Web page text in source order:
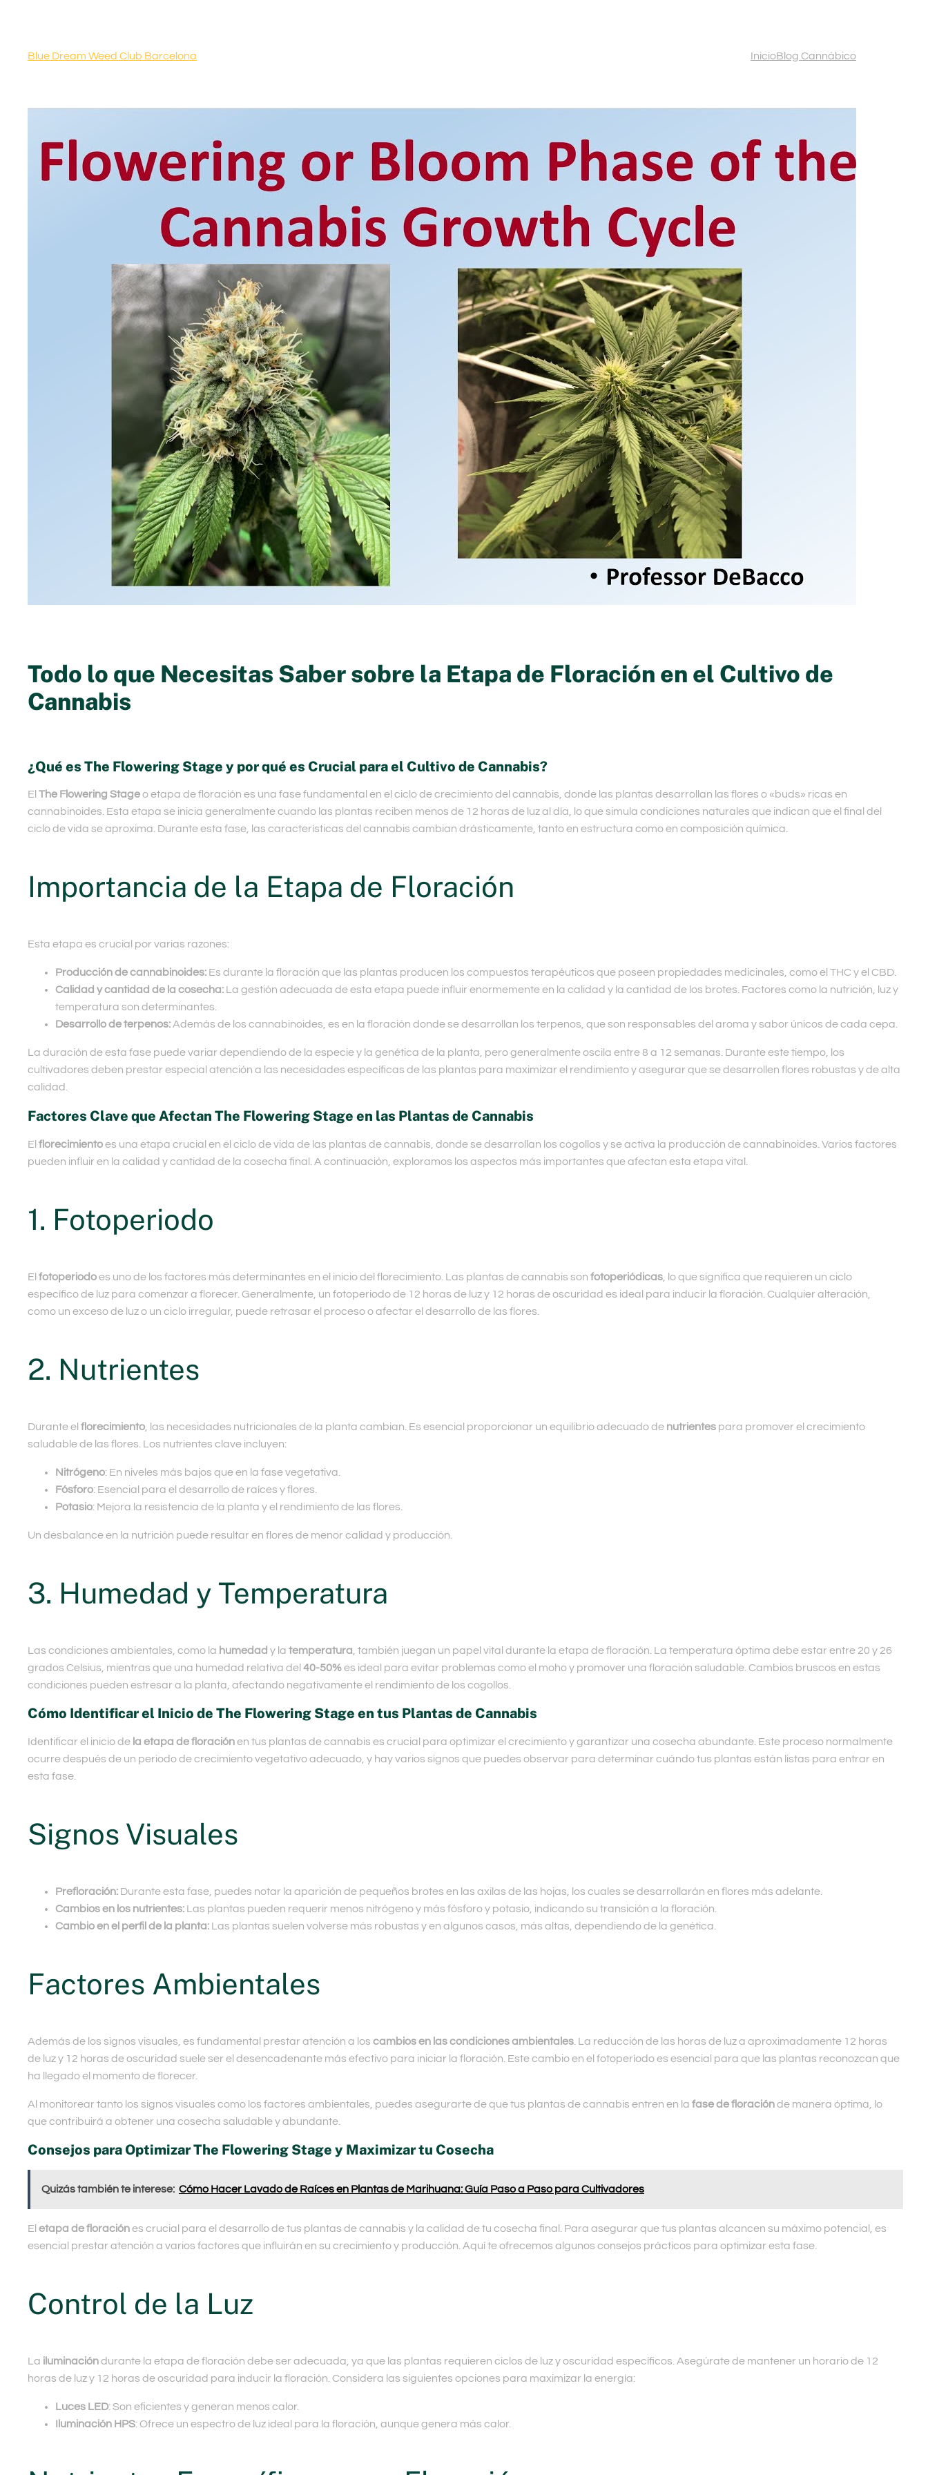
Blue Dream Weed Club Barcelona InicioBlog Cannábico
Todo lo que Necesitas Saber sobre la Etapa de Floración en el Cultivo de
Cannabis
¿Qué es The Flowering Stage y por qué es Crucial para el Cultivo de Cannabis?
El The Flowering Stageo etapa de floración es una fase fundamental en el ciclo de crecimiento del cannabis, donde las plantas desarrollan las flores o «buds» ricas en
cannabinoides. Esta etapa se inicia generalmente cuando las plantas reciben menos de 12 horas de luz al día, lo que simula condiciones naturales que indican que el final del
ciclo de vida se aproxima. Durante esta fase, las características del cannabis cambian drásticamente, tanto en estructura como en composición química.
Importancia de la Etapa de Floración
Esta etapa es crucial por varias razones:
Producción de cannabinoides: Es durante la floración que las plantas producen los compuestos terapéuticos que poseen propiedades medicinales, como el THC y el CBD.
Calidad y cantidad de la cosecha: La gestión adecuada de esta etapa puede influir enormemente en la calidad y la cantidad de los brotes. Factores como la nutrición, luz y
temperatura son determinantes.
Desarrollo de terpenos:Además de los cannabinoides, es en la floración donde se desarrollan los terpenos, que son responsables del aroma y sabor únicos de cada cepa.
La duración de esta fase puede variar dependiendo de la especie y la genética de la planta, pero generalmente oscila entre 8 a 12 semanas. Durante este tiempo, los
cultivadores deben prestar especial atención a las necesidades específicas de las plantas para maximizar el rendimiento y asegurar que se desarrollen flores robustas y de alta
calidad.
Factores Clave que Afectan The Flowering Stage en las Plantas de Cannabis
El florecimientoes una etapa crucial en el ciclo de vida de las plantas de cannabis, donde se desarrollan los cogollos y se activa la producción de cannabinoides. Varios factores
pueden influir en la calidad y cantidad de la cosecha final. A continuación, exploramos los aspectos más importantes que afectan esta etapa vital.
1. Fotoperiodo
El fotoperiodoes uno de los factores más determinantes en el inicio del florecimiento. Las plantas de cannabis son fotoperiódicas , lo que significa que requieren un ciclo
específico de luz para comenzar a florecer. Generalmente, un fotoperiodo de 12 horas de luz y 12 horas de oscuridad es ideal para inducir la floración. Cualquier alteración,
como un exceso de luz o un ciclo irregular, puede retrasar el proceso o afectar el desarrollo de las flores.
2. Nutrientes
Durante el florecimiento , las necesidades nutricionales de la planta cambian. Es esencial proporcionar un equilibrio adecuado de nutrientes para promover el crecimiento
saludable de las flores. Los nutrientes clave incluyen:
Nitrógeno: En niveles más bajos que en la fase vegetativa.
Fósforo: Esencial para el desarrollo de raíces y flores.
Potasio: Mejora la resistencia de la planta y el rendimiento de las flores.
Un desbalance en la nutrición puede resultar en flores de menor calidad y producción.
3. Humedad y Temperatura
Las condiciones ambientales, como la humedad y la temperatura , también juegan un papel vital durante la etapa de floración. La temperatura óptima debe estar entre 20 y 26
grados Celsius, mientras que una humedad relativa del 40-50%es ideal para evitar problemas como el moho y promover una floración saludable. Cambios bruscos en estas
condiciones pueden estresar a la planta, afectando negativamente el rendimiento de los cogollos.
Cómo Identificar el Inicio de The Flowering Stage en tus Plantas de Cannabis
Identificar el inicio de la etapa de floraciónen tus plantas de cannabis es crucial para optimizar el crecimiento y garantizar una cosecha abundante. Este proceso normalmente
ocurre después de un periodo de crecimiento vegetativo adecuado, y hay varios signos que puedes observar para determinar cuándo tus plantas están listas para entrar en
esta fase.
Signos Visuales
Prefloración: Durante esta fase, puedes notar la aparición de pequeños brotes en las axilas de las hojas, los cuales se desarrollarán en flores más adelante.
Cambios en los nutrientes: Las plantas pueden requerir menos nitrógeno y más fósforo y potasio, indicando su transición a la floración.
Cambio en el perfil de la planta: Las plantas suelen volverse más robustas y en algunos casos, más altas, dependiendo de la genética.
Factores Ambientales
Además de los signos visuales, es fundamental prestar atención a los cambios en las condiciones ambientales . La reducción de las horas de luz a aproximadamente 12 horas
de luz y 12 horas de oscuridad suele ser el desencadenante más efectivo para iniciar la floración. Este cambio en el fotoperíodo es esencial para que las plantas reconozcan que
ha llegado el momento de florecer.
Al monitorear tanto los signos visuales como los factores ambientales, puedes asegurarte de que tus plantas de cannabis entren en la fase de floraciónde manera óptima, lo
que contribuirá a obtener una cosecha saludable y abundante.
Consejos para Optimizar The Flowering Stage y Maximizar tu Cosecha
Quizás también te interese: Cómo Hacer Lavado de Raíces en Plantas de Marihuana: Guía Paso a Paso para Cultivadores
El etapa de floraciónes crucial para el desarrollo de tus plantas de cannabis y la calidad de tu cosecha final. Para asegurar que tus plantas alcancen su máximo potencial, es
esencial prestar atención a varios factores que influirán en su crecimiento y producción. Aquí te ofrecemos algunos consejos prácticos para optimizar esta fase.
Control de la Luz
La iluminacióndurante la etapa de floración debe ser adecuada, ya que las plantas requieren ciclos de luz y oscuridad específicos. Asegúrate de mantener un horario de 12
horas de luz y 12 horas de oscuridad para inducir la floración. Considera las siguientes opciones para maximizar la energía:
Luces LED: Son eficientes y generan menos calor.
Iluminación HPS: Ofrece un espectro de luz ideal para la floración, aunque genera más calor.